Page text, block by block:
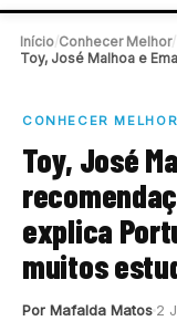
Início Conhecer Melhor/
Toy, José Malhoa e
CONHECER MELHOR
Toy, José
explica
muitos
Por Mafalda Matos 2